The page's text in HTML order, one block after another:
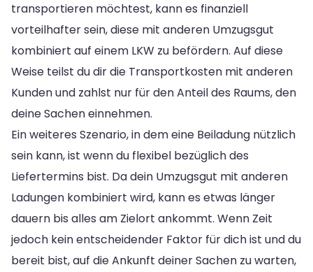
transportieren möchtest, kann es finanziell
vorteilhafter sein, diese mit anderen Umzugsgut
kombiniert auf einem LKW zu befördern. Auf diese
Weise teilst du dir die Transportkosten mit anderen
Kunden und zahlst nur für den Anteil des Raums, den
deine Sachen einnehmen.
Ein weiteres Szenario, in dem eine Beiladung nützlich
sein kann, ist wenn du flexibel bezüglich des
Liefertermins bist. Da dein Umzugsgut mit anderen
Ladungen kombiniert wird, kann es etwas länger
dauern bis alles am Zielort ankommt. Wenn Zeit
jedoch kein entscheidender Faktor für dich ist und du
bereit bist, auf die Ankunft deiner Sachen zu warten,